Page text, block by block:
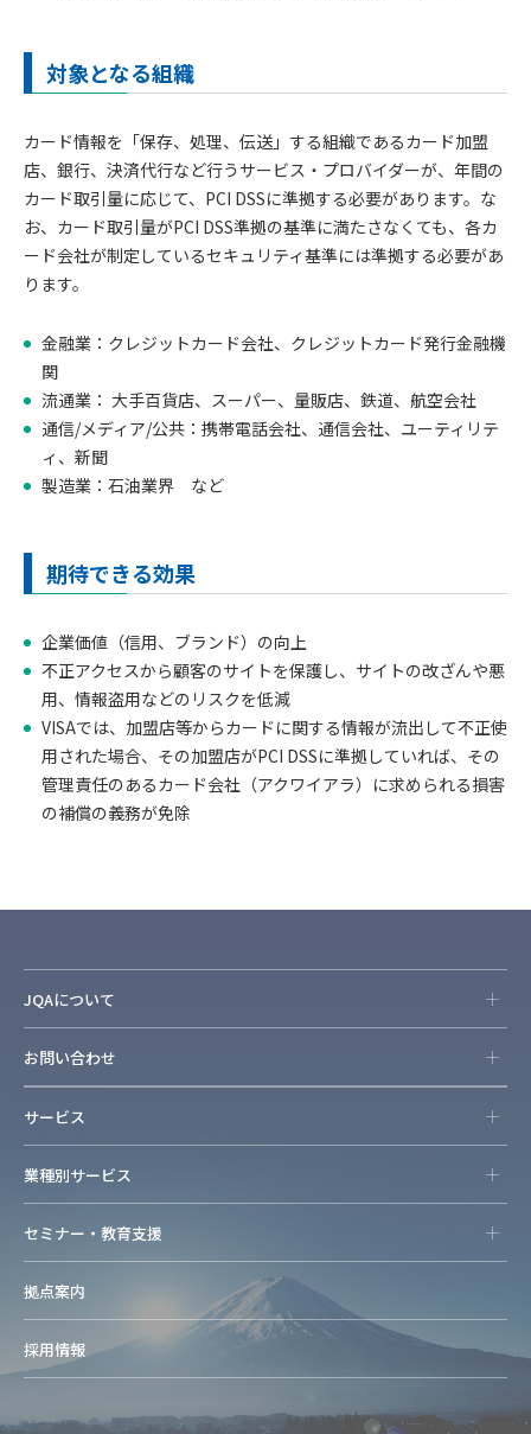
対象となる組織
カード情報を「保存、処理、伝送」する組織であるカード加盟
店、銀行、決済代行など行うサービス・プロバイダーが、年間の
カード取引量に応じて、PCI DSSに準拠する必要があります。な
お、カード取引量がPCI DSS準拠の基準に満たさなくても、各カ
ード会社が制定しているセキュリティ基準には準拠する必要があ
ります。
金融業：クレジットカード会社、クレジットカード発行金融機
関
流通業： 大手百貨店、スーパー、量販店、鉄道、航空会社
通信/メディア/公共：携帯電話会社、通信会社、ユーティリテ
ィ、新聞
製造業：石油業界 など
期待できる効果
企業価値（信用、ブランド）の向上
不正アクセスから顧客のサイトを保護し、サイトの改ざんや悪
用、情報盗用などのリスクを低減
VISAでは、加盟店等からカードに関する情報が流出して不正使
用された場合、その加盟店がPCI DSSに準拠していれば、その
管理責任のあるカード会社（アクワイアラ）に求められる損害
の補償の義務が免除
JQAについて
お問い合わせ
サービス
業種別サービス
セミナー・教育支援
拠点案内
採用情報